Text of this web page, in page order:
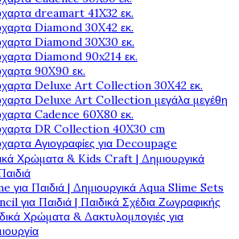
dreamart 41X32 εκ.
Diamond 30X42 εκ.
Diamond 30X30 εκ.
Diamond 90x214 εκ.
90X90 εκ.
Deluxe Art Collection 30X42 εκ.
Deluxe Art Collection μεγάλα μεγέθη
Cadence 60X80 εκ.
DR Collection 40X30 cm
Αγιογραφίες για Decoupage
Χρώματα & Kids Craft | Δημιουργικά
για Παιδιά | Δημιουργικά Aqua Slime Sets
για Παιδιά | Παιδικά Σχέδια Ζωγραφικής
Χρώματα & Δακτυλομπογιές για